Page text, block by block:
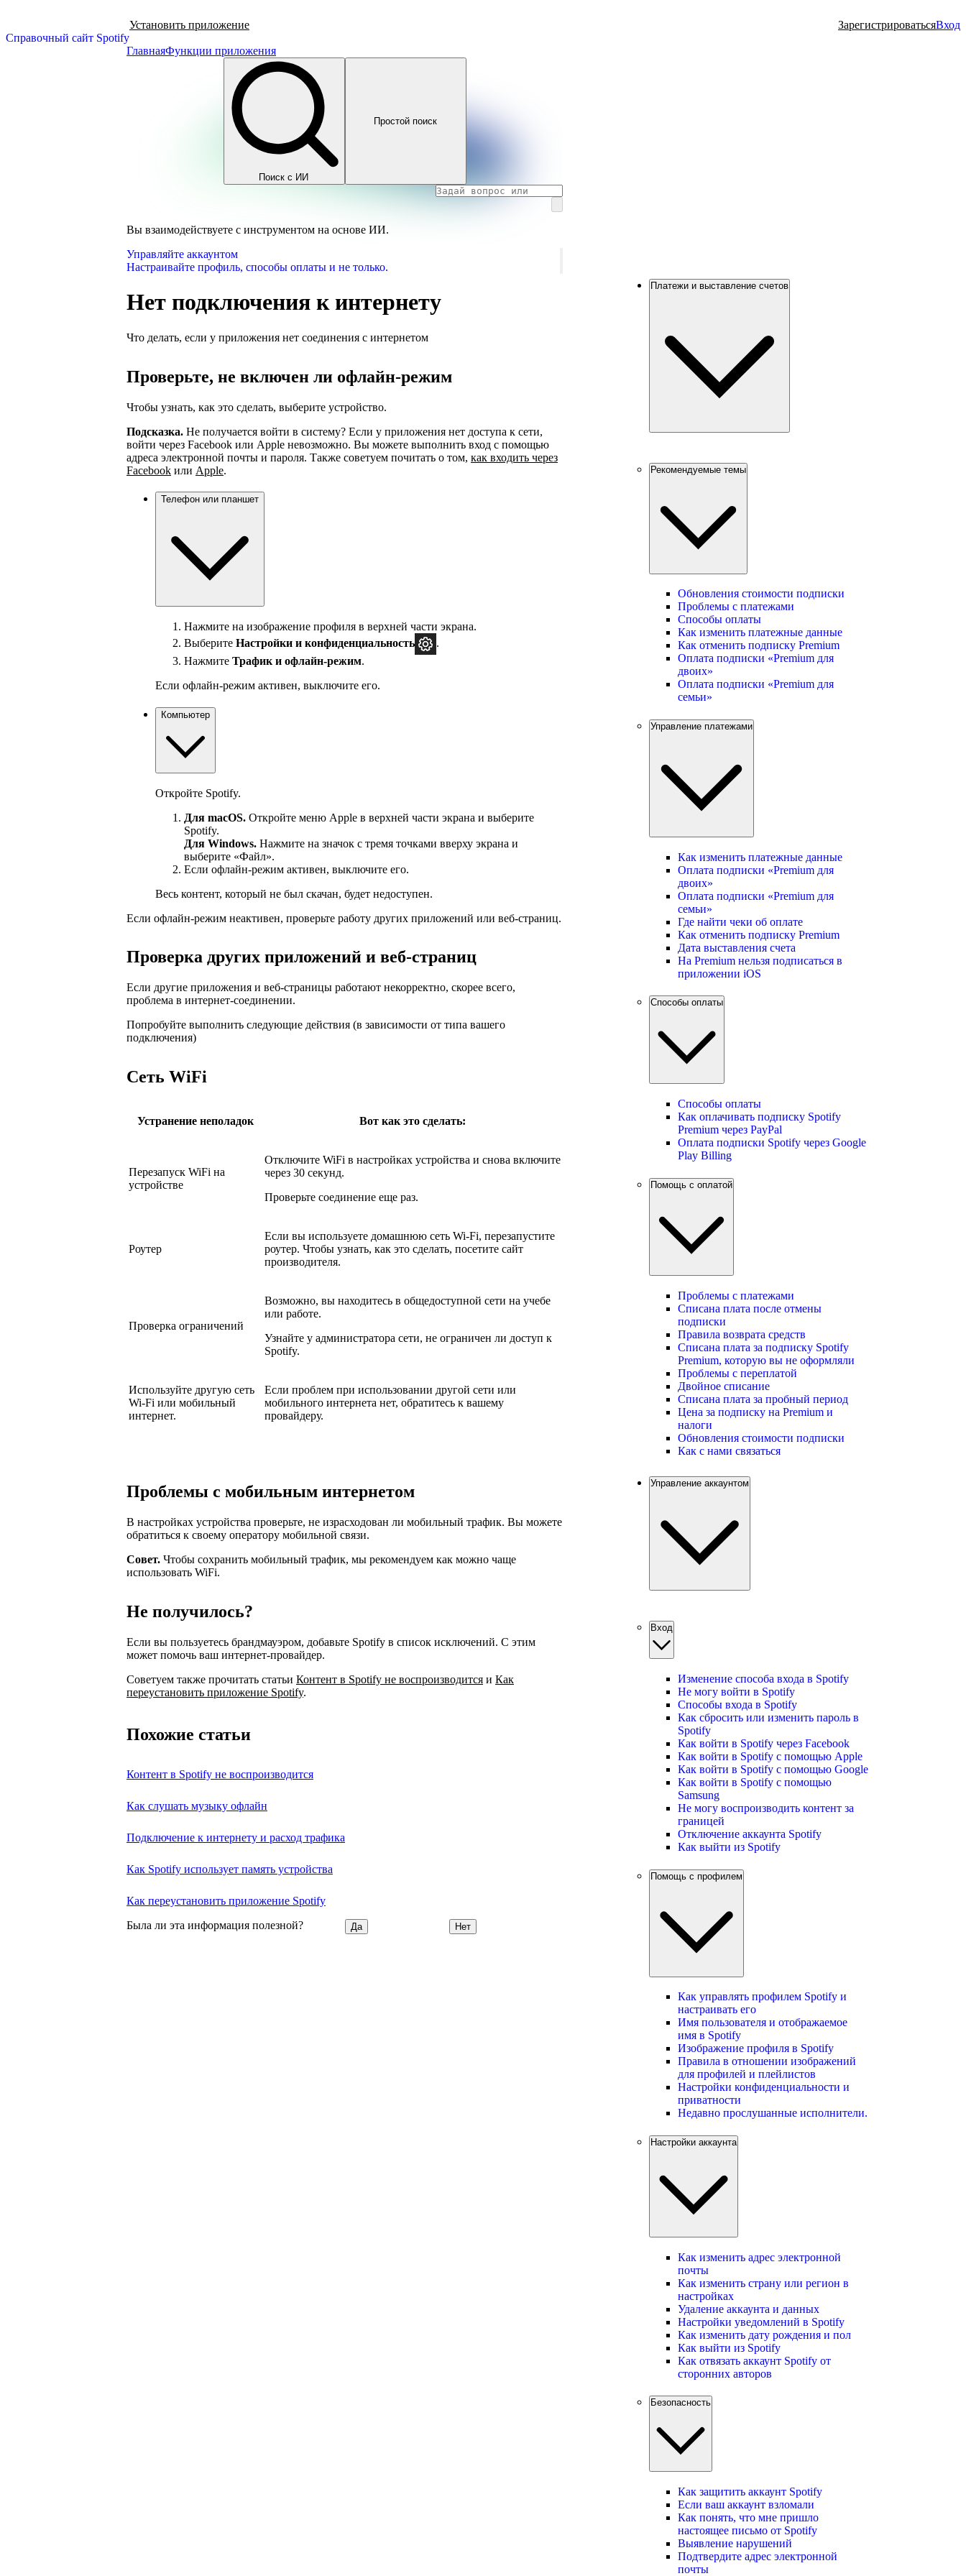
Справочный сайт Spotify
Установить приложение ЗарегистрироватьсяВход
ГлавнаяФункции приложения
Поиск с ИИ
Простой поиск
Вы взаимодействуете с инструментом на основе ИИ.
Управляйте аккаунтом
Настраивайте профиль, способы оплаты и не только.
Нет подключения к интернету
Что делать, если у приложения нет соединения с интернетом
Проверьте, не включен ли офлайн-режим
Чтобы узнать, как это сделать, выберите устройство.
Подсказка. Не получается войти в систему? Если у приложения нет доступа к сети,
войти через Facebook или Apple невозможно. Вы можете выполнить вход с помощью
адреса электронной почты и пароля. Также советуем почитать о том, как входить через
Facebook или Apple.
Телефон или планшет
Нажмите на изображение профиля в верхней части экрана.
Выберите Настройки и конфиденциальность
.
Нажмите Трафик и офлайн-режим.
Если офлайн-режим активен, выключите его.
Компьютер
Откройте Spotify.
Для macOS. Откройте меню Apple в верхней части экрана и выберите
Spotify.
Для Windows. Нажмите на значок с тремя точками вверху экрана и
выберите «Файл».
Если офлайн-режим активен, выключите его.
Весь контент, который не был скачан, будет недоступен.
Если офлайн-режим неактивен, проверьте работу других приложений или веб-страниц.
Проверка других приложений и веб-страниц
Если другие приложения и веб-страницы работают некорректно, скорее всего,
проблема в интернет-соединении.
Попробуйте выполнить следующие действия (в зависимости от типа вашего
подключения)
Сеть WiFi
Устранение неполадок Вот как это сделать:
Перезапуск WiFi на
устройстве
Отключите WiFi в настройках устройства и снова включите
через 30 секунд.
Проверьте соединение еще раз.
Роутер
Если вы используете домашнюю сеть Wi-Fi, перезапустите
роутер. Чтобы узнать, как это сделать, посетите сайт
производителя.
Проверка ограничений
Возможно, вы находитесь в общедоступной сети на учебе
или работе.
Узнайте у администратора сети, не ограничен ли доступ к
Spotify.
Используйте другую сеть
Wi-Fi или мобильный
интернет.
Если проблем при использовании другой сети или
мобильного интернета нет, обратитесь к вашему
провайдеру.
Проблемы с мобильным интернетом
В настройках устройства проверьте, не израсходован ли мобильный трафик. Вы можете
обратиться к своему оператору мобильной связи.
Совет. Чтобы сохранить мобильный трафик, мы рекомендуем как можно чаще
использовать WiFi.
Не получилось?
Если вы пользуетесь брандмауэром, добавьте Spotify в список исключений. С этим
может помочь ваш интернет-провайдер.
Советуем также прочитать статьи Контент в Spotify не воспроизводится и Как
переустановить приложение Spotify.
Похожие статьи
Контент в Spotify не воспроизводится
Как слушать музыку офлайн
Подключение к интернету и расход трафика
Как Spotify использует память устройства
Как переустановить приложение Spotify
Была ли эта информация полезной? Да Нет
Платежи и выставление счетов
Рекомендуемые темы
Обновления стоимости подписки
Проблемы с платежами
Способы оплаты
Как изменить платежные данные
Как отменить подписку Premium
Оплата подписки «Premium для
двоих»
Оплата подписки «Premium для
семьи»
Управление платежами
Как изменить платежные данные
Оплата подписки «Premium для
двоих»
Оплата подписки «Premium для
семьи»
Где найти чеки об оплате
Как отменить подписку Premium
Дата выставления счета
На Premium нельзя подписаться в
приложении iOS
Способы оплаты
Способы оплаты
Как оплачивать подписку Spotify
Premium через PayPal
Оплата подписки Spotify через Google
Play Billing
Помощь с оплатой
Проблемы с платежами
Списана плата после отмены
подписки
Правила возврата средств
Списана плата за подписку Spotify
Premium, которую вы не оформляли
Проблемы с переплатой
Двойное списание
Списана плата за пробный период
Цена за подписку на Premium и
налоги
Обновления стоимости подписки
Как с нами связаться
Управление аккаунтом
Вход
Изменение способа входа в Spotify
Не могу войти в Spotify
Способы входа в Spotify
Как сбросить или изменить пароль в
Spotify
Как войти в Spotify через Facebook
Как войти в Spotify с помощью Apple
Как войти в Spotify с помощью Google
Как войти в Spotify с помощью
Samsung
Не могу воспроизводить контент за
границей
Отключение аккаунта Spotify
Как выйти из Spotify
Помощь с профилем
Как управлять профилем Spotify и
настраивать его
Имя пользователя и отображаемое
имя в Spotify
Изображение профиля в Spotify
Правила в отношении изображений
для профилей и плейлистов
Настройки конфиденциальности и
приватности
Недавно прослушанные исполнители.
Настройки аккаунта
Как изменить адрес электронной
почты
Как изменить страну или регион в
настройках
Удаление аккаунта и данных
Настройки уведомлений в Spotify
Как изменить дату рождения и пол
Как выйти из Spotify
Как отвязать аккаунт Spotify от
сторонних авторов
Безопасность
Как защитить аккаунт Spotify
Если ваш аккаунт взломали
Как понять, что мне пришло
настоящее письмо от Spotify
Выявление нарушений
Подтвердите адрес электронной
почты